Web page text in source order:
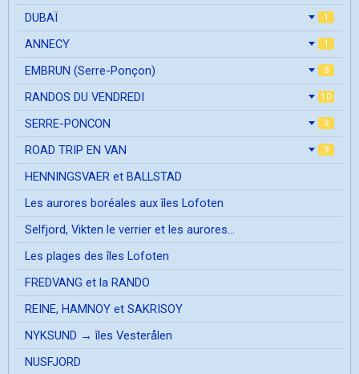
DUBAÏ 1
ANNECY 1
EMBRUN (Serre-Ponçon) 3
RANDOS DU VENDREDI 10
SERRE-PONCON 3
ROAD TRIP EN VAN 9
HENNINGSVAER et BALLSTAD
Les aurores boréales aux îles Lofoten
Selfjord, Vikten le verrier et les aurores...
Les plages des îles Lofoten
FREDVANG et la RANDO
REINE, HAMNOY et SAKRISOY
NYKSUND → îles Vesterålen
NUSFJORD